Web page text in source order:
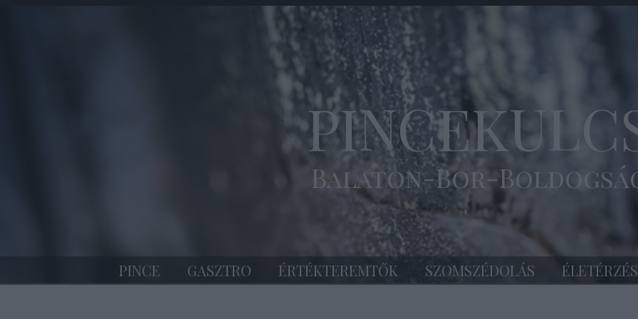
Balaton-Bor-
PINCE GASZTRO ÉRTÉKTEREMTŐK SZOMSZÉDOLÁS ÉLETÉRZÉS